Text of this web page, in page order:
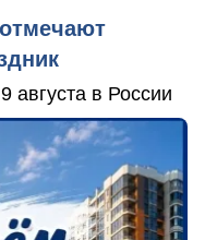
августа в России